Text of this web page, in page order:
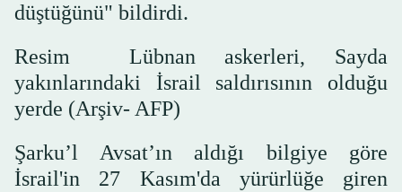
düştüğünü" bildirdi.
Resim Lübnan askerleri, Sayda
yakınlarındaki İsrail saldırısının olduğu
yerde (Arşiv- AFP)
Şarku’l Avsat’ın aldığı bilgiye göre
İsrail'in 27 Kasım'da yürürlüğe giren